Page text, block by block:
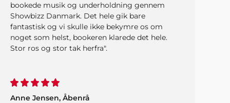
bookede musik og underholdning gennem
Showbizz Danmark. Det hele gik bare
fantastisk og vi skulle ikke bekymre os om
noget som helst, bookeren klarede det hele.
Stor ros og stor tak herfra".
Anne Jensen, Åbenrå